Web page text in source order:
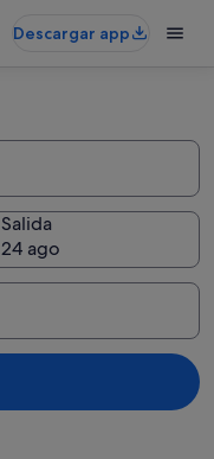
Descargar app
Salida
24 ago